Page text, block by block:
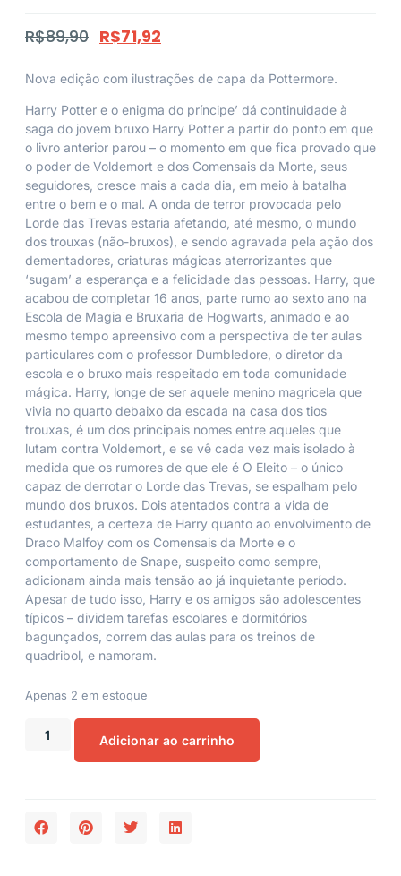
R$89,90 R$71,92
Nova edição com ilustrações de capa da Pottermore.
Harry Potter e o enigma do príncipe’ dá continuidade à
saga do jovem bruxo Harry Potter a partir do ponto em que
o livro anterior parou – o momento em que fica provado que
o poder de Voldemort e dos Comensais da Morte, seus
seguidores, cresce mais a cada dia, em meio à batalha
entre o bem e o mal. A onda de terror provocada pelo
Lorde das Trevas estaria afetando, até mesmo, o mundo
dos trouxas (não-bruxos), e sendo agravada pela ação dos
dementadores, criaturas mágicas aterrorizantes que
‘sugam’ a esperança e a felicidade das pessoas. Harry, que
acabou de completar 16 anos, parte rumo ao sexto ano na
Escola de Magia e Bruxaria de Hogwarts, animado e ao
mesmo tempo apreensivo com a perspectiva de ter aulas
particulares com o professor Dumbledore, o diretor da
escola e o bruxo mais respeitado em toda comunidade
mágica. Harry, longe de ser aquele menino magricela que
vivia no quarto debaixo da escada na casa dos tios
trouxas, é um dos principais nomes entre aqueles que
lutam contra Voldemort, e se vê cada vez mais isolado à
medida que os rumores de que ele é O Eleito – o único
capaz de derrotar o Lorde das Trevas, se espalham pelo
mundo dos bruxos. Dois atentados contra a vida de
estudantes, a certeza de Harry quanto ao envolvimento de
Draco Malfoy com os Comensais da Morte e o
comportamento de Snape, suspeito como sempre,
adicionam ainda mais tensão ao já inquietante período.
Apesar de tudo isso, Harry e os amigos são adolescentes
típicos – dividem tarefas escolares e dormitórios
bagunçados, correm das aulas para os treinos de
quadribol, e namoram.
Apenas 2 em estoque
Adicionar ao carrinho